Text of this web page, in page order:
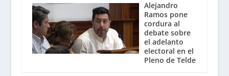
Alejandro
Ramos pone
cordura al
debate sobre
el adelanto
electoral en el
Pleno de Telde